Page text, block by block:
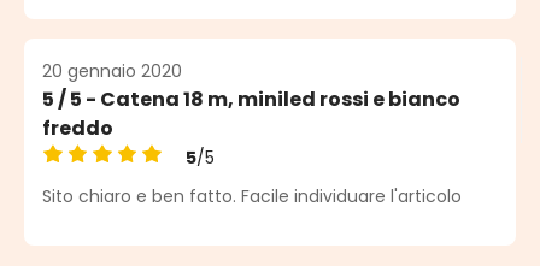
20 gennaio 2020
5 / 5 - Catena 18 m, miniled rossi e bianco
freddo
Valutazione media di 5 su 5 stelle
5/5
Sito chiaro e ben fatto. Facile individuare l'articolo